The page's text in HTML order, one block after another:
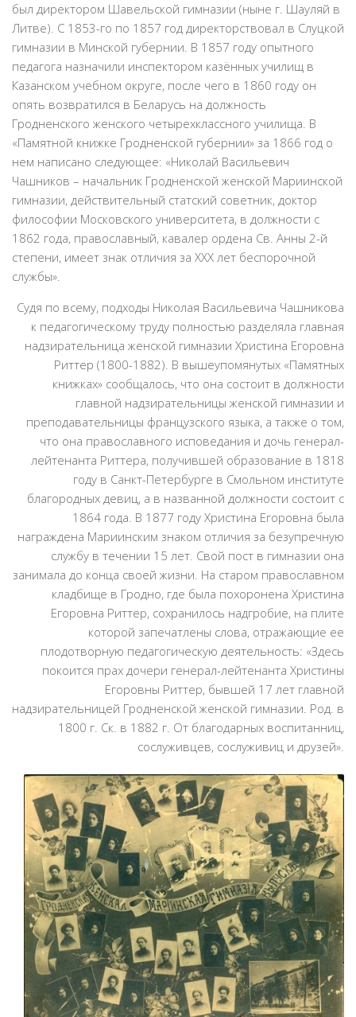
был директором Шавельской гимназии (ныне г. Шауляй в
Литве). С 1853-го по 1857 год директорствовал в Слуцкой
гимназии в Минской губернии. В 1857 году опытного
педагога назначили инспектором казённых училищ в
Казанском учебном округе, после чего в 1860 году он
опять возвратился в Беларусь на должность
Гродненского женского четырехклассного училища. В
«Памятной книжке Гродненской губернии» за 1866 год о
нем написано следующее: «Николай Васильевич
Чашников – начальник Гродненской женской Мариинской
гимназии, действительный статский советник, доктор
философии Московского университета, в должности с
1862 года, православный, кавалер ордена Св. Анны 2-й
степени, имеет знак отличия за ХХХ лет беспорочной
службы».
Судя по всему, подходы Николая Васильевича Чашникова
к педагогическому труду полностью разделяла главная
надзирательница женской гимназии Христина Егоровна
Риттер (1800-1882). В вышеупомянутых «Памятных
книжках» сообщалось, что она состоит в должности
главной надзирательницы женской гимназии и
преподавательницы французского языка, а также о том,
что она православного исповедания и дочь генерал-
лейтенанта Риттера, получившей образование в 1818
году в Санкт-Петербурге в Смольном институте
благородных девиц, а в названной должности состоит с
1864 года. В 1877 году Христина Егоровна была
награждена Мариинским знаком отличия за безупречную
службу в течении 15 лет. Свой пост в гимназии она
занимала до конца своей жизни. На старом православном
кладбище в Гродно, где была похоронена Христина
Егоровна Риттер, сохранилось надгробие, на плите
которой запечатлены слова, отражающие ее
плодотворную педагогическую деятельность: «Здесь
покоится прах дочери генерал-лейтенанта Христины
Егоровны Риттер, бывшей 17 лет главной
надзирательницей Гродненской женской гимназии. Род. в
1800 г. Ск. в 1882 г. От благодарных воспитанниц,
сослуживцев, сослуживиц и друзей».